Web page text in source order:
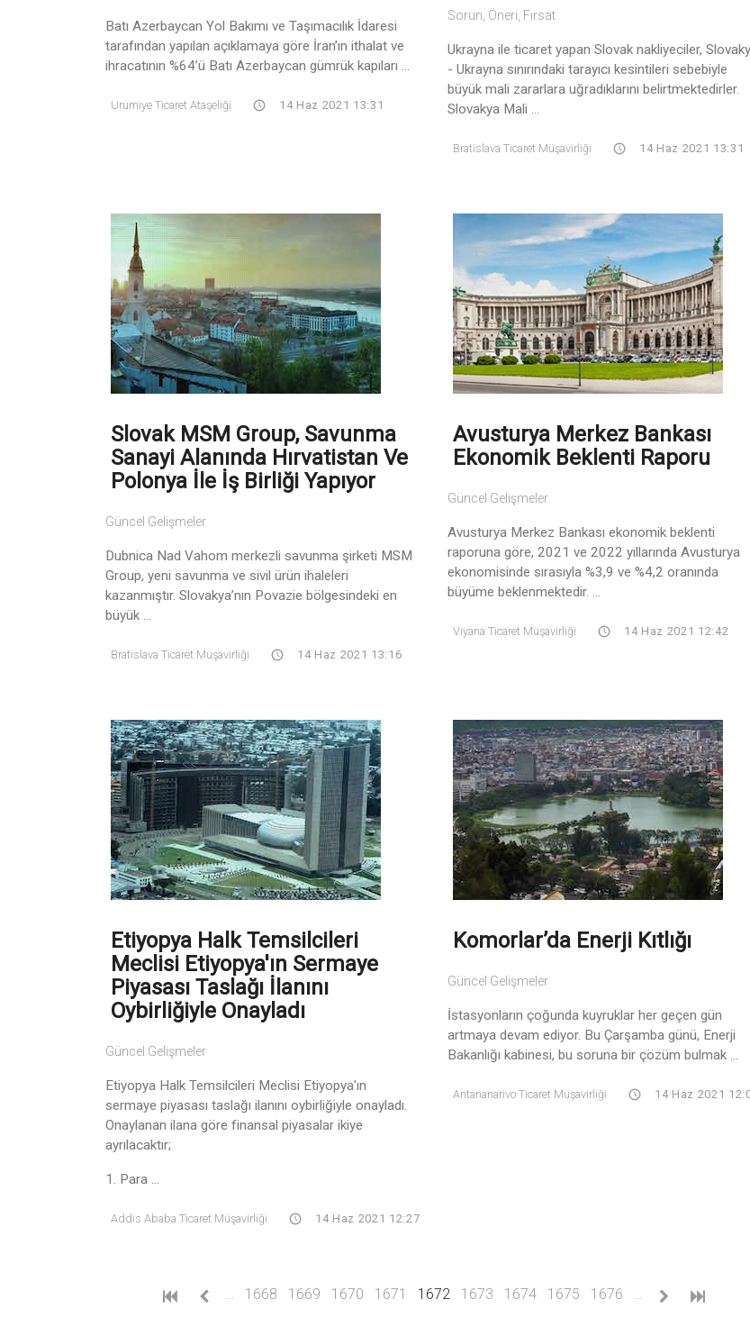
Batı Azerbaycan Yol Bakımı ve Taşımacılık İdaresi
tarafından yapılan açıklamaya göre İran’ın ithalat ve
ihracatının %64’ü Batı Azerbaycan gümrük kapıları ...
Urumiye Ticaret Ataşeliği 14 Haz 2021 13:31
Sorun, Öneri, Fırsat
Ukrayna ile ticaret yapan Slovak nakliyeciler,
- Ukrayna sınırındaki tarayıcı kesintileri sebebiyle
büyük mali zararlara uğradıklarını belirtmektedirler.
Slovakya Mali ...
Bratislava Ticaret Müşavirliği 14 Haz 2021 13:31
Slovak MSM Group, Savunma
Sanayi Alanında Hırvatistan Ve
Polonya İle İş Birliği Yapıyor
Güncel Gelişmeler
Dubnica Nad Vahom merkezli savunma şirketi MSM
Group, yeni savunma ve sivil ürün ihaleleri
kazanmıştır. Slovakya’nın Povazie bölgesindeki en
büyük ...
Bratislava Ticaret Müşavirliği 14 Haz 2021 13:16
Avusturya Merkez Bankası
Ekonomik Beklenti Raporu
Güncel Gelişmeler
Avusturya Merkez Bankası ekonomik beklenti
raporuna göre, 2021 ve 2022 yıllarında Avusturya
ekonomisinde sırasıyla %3,9 ve %4,2 oranında
büyüme beklenmektedir. ...
Viyana Ticaret Müşavirliği 14 Haz 2021 12:42
Etiyopya Halk Temsilcileri
Meclisi Etiyopya'ın Sermaye
Piyasası Taslağı İlanını
Oybirliğiyle Onayladı
Güncel Gelişmeler
Etiyopya Halk Temsilcileri Meclisi Etiyopya'ın
sermaye piyasası taslağı ilanını oybirliğiyle onayladı.
Onaylanan ilana göre finansal piyasalar ikiye
ayrılacaktır;
1. Para ...
Addis Ababa Ticaret Müşavirliği 14 Haz 2021 12:27
Komorlar’da Enerji Kıtlığı
Güncel Gelişmeler
İstasyonların çoğunda kuyruklar her geçen gün
artmaya devam ediyor. Bu Çarşamba günü, Enerji
Bakanlığı kabinesi, bu soruna bir çözüm bulmak ...
Antananarivo Ticaret Müşavirliği 14 Haz 2021
1668 1669 1670 1671 1672 (current)
1673 1674 1675 1676